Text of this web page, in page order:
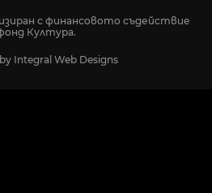
с финансовото съдействие
Култура.
Integral Web Designs